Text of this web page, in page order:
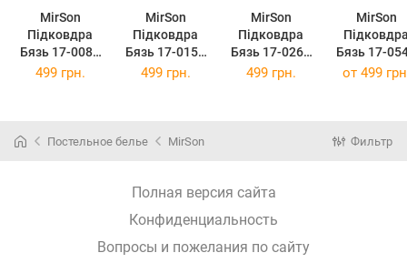
MirSon
Підковдра
Бязь 17-0084
Adrienn 110 x
MirSon
Підковдра
Бязь 17-0152
Sofia 110 x 140
MirSon
Підковдра
Бязь 17-0268
Garland 110 x
MirSon
Бязь 17-
Irene 110 x
499 грн. 499 грн. 499 грн. от 499
Постельное белье MirSon Фильтр
Полная версия сайта
Конфиденциальность
Вопросы и пожелания по сайту